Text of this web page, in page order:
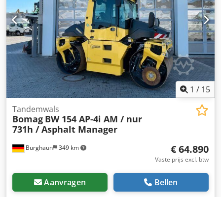
1 / 15
Burghaun 349 km
Tandemwals
Bomag BW 154 AP-4i AM / nur
731h / Asphalt Manager
€ 64.890
Vaste prijs excl. btw
Aanvragen Bellen